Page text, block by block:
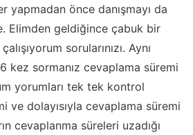
yapmadan önce danışmayı da
Elimden geldiğince çabuk bir
sorularınızı. Aynı
kez sormanız cevaplama süremi
yorumları tek tek kontrol
ve dolayısıyla cevaplama süremi
cevaplanma süreleri uzadığı